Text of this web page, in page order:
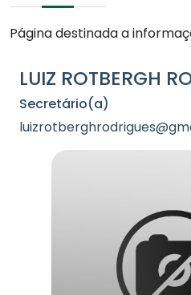
Página destinada a
LUIZ ROTBERGH
Secretário(a)